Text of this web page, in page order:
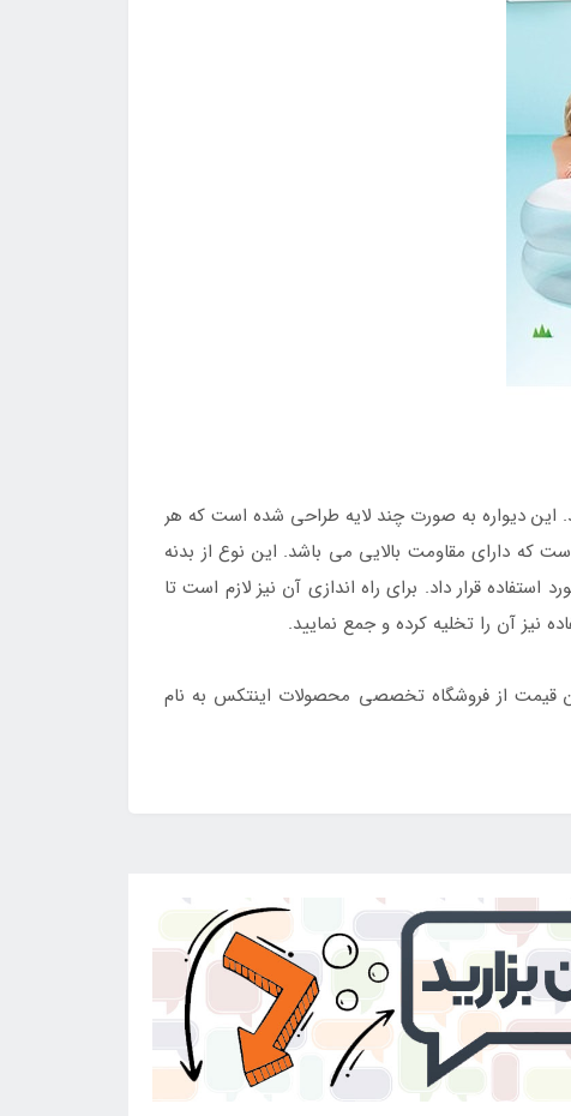
این دیواره به صورت چند لایه طراحی شده است که هر
دارای مقاومت بالایی می باشد. این نوع از بدنه
قرار داد. برای راه اندازی آن نیز لازم است تا
نیز آن را تخلیه کرده و جمع نمایید.
قیمت از فروشگاه تخصصی محصولات اینتکس به نام